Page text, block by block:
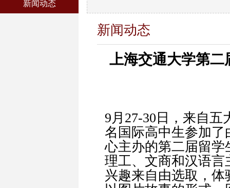
新闻动态
新闻动态
上海交通大学第二
9月27-30日，来自五
名国际高中生参加
心主办的第二届留
理工、文商和汉语
兴趣来自由选取，体